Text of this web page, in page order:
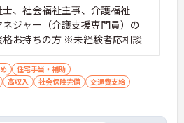
、社会福祉主事、介護福祉
ジャー（介護支援専門員）の
格お持ちの方 ※未経験者応相談
住宅手当・補助
高収入 社会保険完備
交通費支給